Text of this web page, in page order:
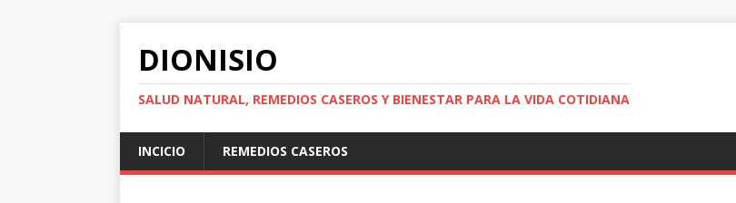
DIONISIO
SALUD NATURAL, REMEDIOS CASEROS Y BIENESTAR PARA LA VIDA COTIDIANA
INCICIO REMEDIOS CASEROS